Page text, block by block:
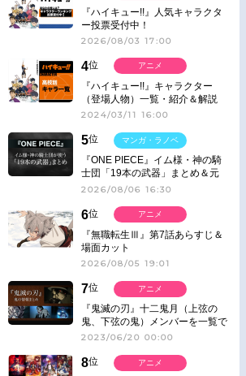
『ハイキュー!!』人気キャラクタ
ー投票受付中！
2026/08/03 17:00
4位
『ハイキュー!!』キャラクター
（登場人物）一覧・紹介＆解説
2024/03/11 16:00
アニメ
5位
『ONE PIECE』イム様・神の騎
士団「19本の武器」まとめ＆元
ネタ
2026/08/06 16:30
マンガ・ラノベ
6位
『無職転生Ⅲ』第7話あらすじ＆
場面カット
2026/08/05 19:01
アニメ
7位
『鬼滅の刃』十二鬼月（上弦の
鬼、下弦の鬼）メンバーを一覧で
紹介＆解説（登場鬼の情報まと
2023/06/20 00:00
アニメ
8位
アニメ